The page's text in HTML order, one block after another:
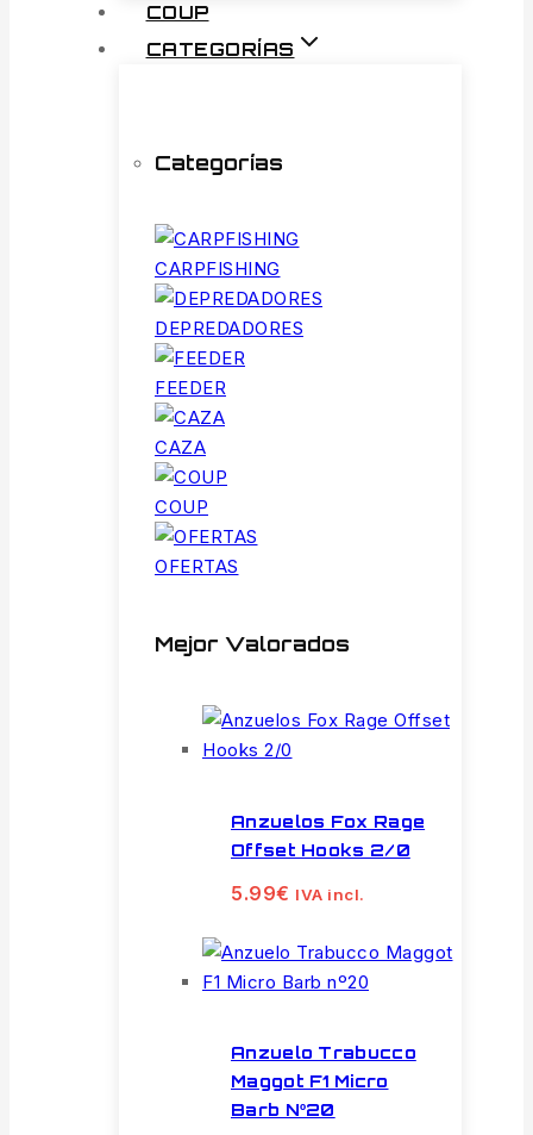
COUP
CATEGORÍAS
Categorías
CARPFISHING
DEPREDADORES
FEEDER
CAZA
COUP
OFERTAS
Mejor Valorados
Anzuelos Fox Rage
Offset Hooks 2/0
5.99€ IVA incl.
Anzuelo Trabucco
Maggot F1 Micro
Barb Nº20